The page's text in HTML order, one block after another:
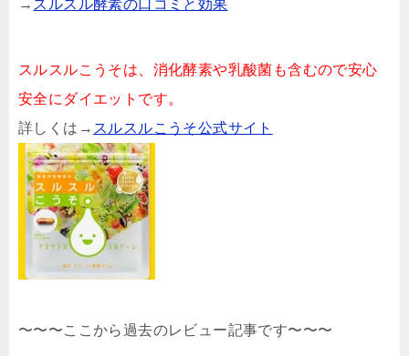
→ スルスル酵素の口コミと効果
スルスルこうそは、消化酵素や乳酸菌も含むので安心
安全にダイエットです。
詳しくは→ スルスルこうそ公式サイト
〜〜〜ここから過去のレビュー記事です〜〜〜